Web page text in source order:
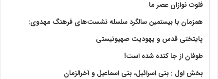
فلوت نوازان عصر ما
همزمان با بیستمین سالگرد سلسله نشست‌های فرهنگ مهدوی:‌
پایتختی قدس و یهودیت صهیونیستی
طوفان از جا کنده شده است!
بخش اول : بنی اسرائیل، بنی اسماعیل و آخرالزمان